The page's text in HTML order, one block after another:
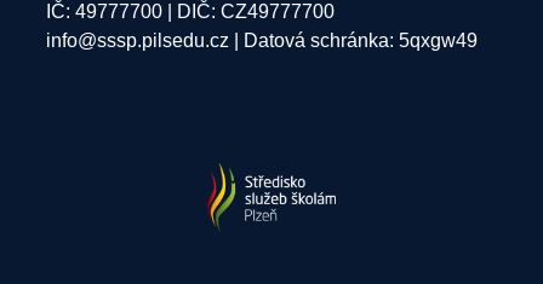
IČ: 49777700 | DIČ: CZ49777700
info@sssp.pilsedu.cz | Datová schránka: 5qxgw49